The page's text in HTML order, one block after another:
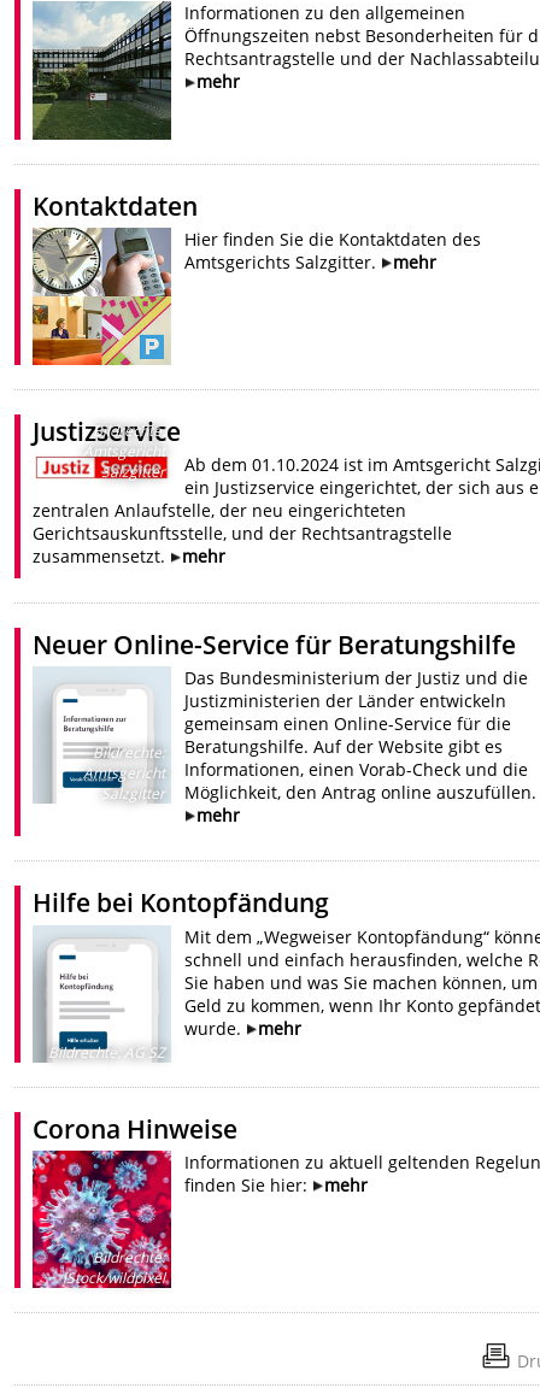
Informationen zu den allgemeinen
Öffnungszeiten nebst Besonderheiten für
Rechtsantragstelle und der
mehr
Kontaktdaten
Hier finden Sie die Kontaktdaten des
Amtsgerichts Salzgitter.
mehr
Justizservice
Bildrechte:
Amtsgericht
Salzgitter
Ab dem 01.10.2024 ist im Amtsgericht
ein Justizservice eingerichtet, der sich aus
zentralen Anlaufstelle, der neu eingerichteten
Gerichtsauskunftsstelle, und der Rechtsantragstelle
zusammensetzt.
mehr
Neuer Online-Service für Beratungshilfe
Bildrechte:
Amtsgericht
Salzgitter
Das Bundesministerium der Justiz und die
Justizministerien der Länder entwickeln
gemeinsam einen Online-Service für die
Beratungshilfe. Auf der Website gibt es
Informationen, einen Vorab-Check und die
Möglichkeit, den Antrag online auszufüllen.
mehr
Hilfe bei Kontopfändung
Bildrechte: AG SZ
Mit dem „Wegweiser Kontopfändung“
schnell und einfach herausfinden, welche
Sie haben und was Sie machen können,
Geld zu kommen, wenn Ihr Konto gepfändet
wurde.
mehr
Corona Hinweise
Bildrechte:
iStock/wildpixel
Informationen zu aktuell geltenden
finden Sie hier:
mehr